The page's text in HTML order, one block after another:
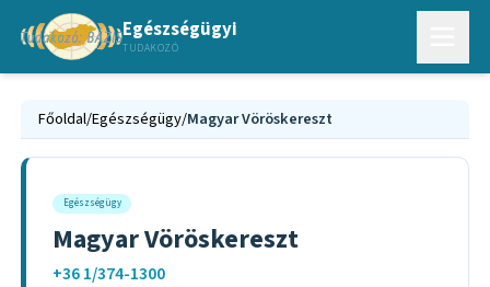
Egészségügyi
TUDAKOZÓ
Főoldal/Egészségügy/Magyar Vöröskereszt
Egészségügy
Magyar Vöröskereszt
+36 1/374-1300